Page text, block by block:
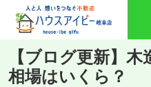
【ブログ更新】
相場はいくら？